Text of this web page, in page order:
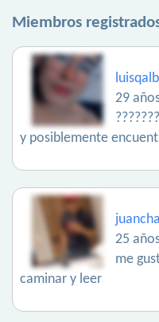
Miembros
29
y posiblemente
25
me
caminar y leer